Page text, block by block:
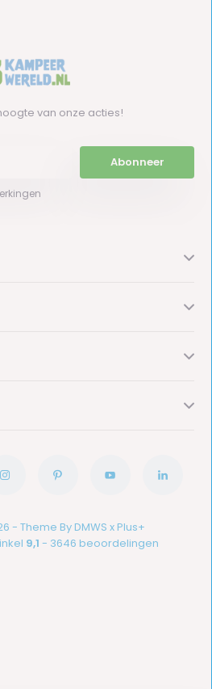
van onze acties!
Abonneer
- Theme By DMWS x Plus+
9,1 - 3646 beoordelingen